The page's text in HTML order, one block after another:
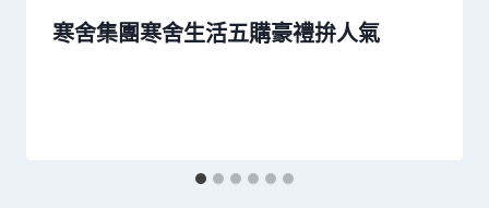
寒舍集團寒舍生活五購豪禮拚人氣